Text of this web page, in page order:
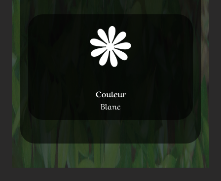
Couleur
Blanc